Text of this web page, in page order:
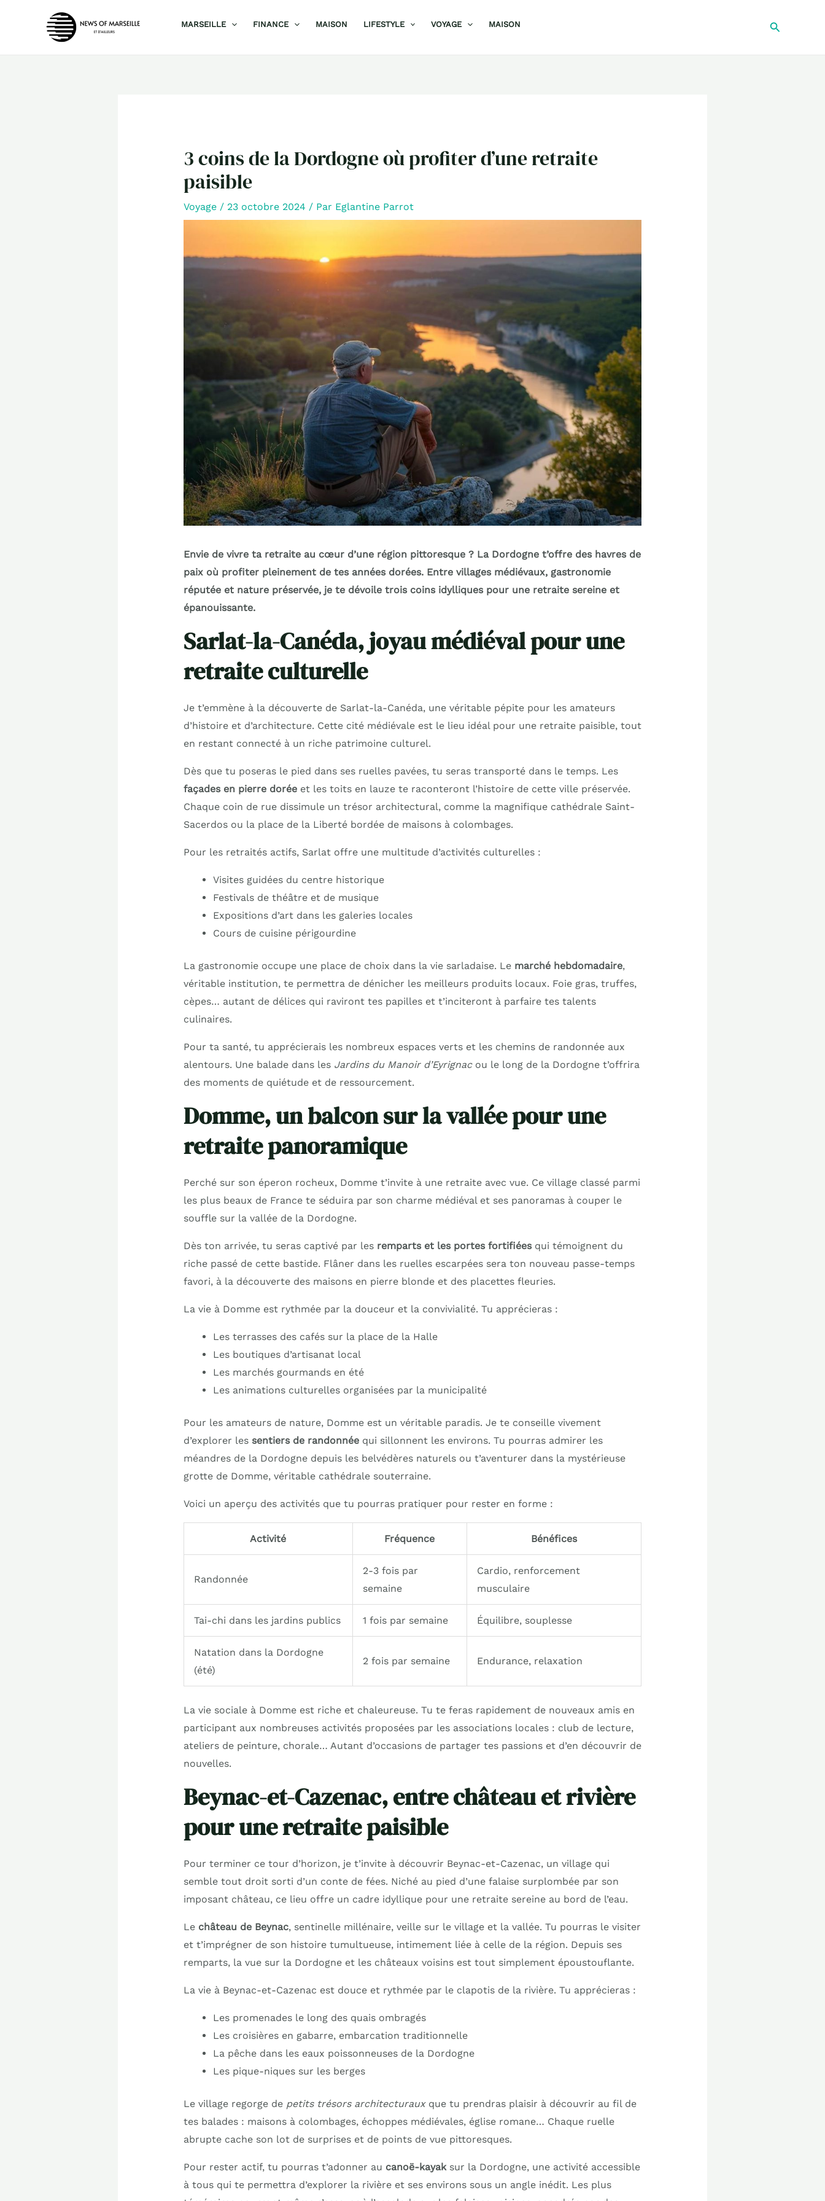
MARSEILLE FINANCE MAISON LIFESTYLE VOYAGE MAISON
3 coins de la Dordogne où profiter d’une retraite
paisible
Voyage/ 23 octobre 2024 / Par Eglantine Parrot
Envie de vivre ta retraite au cœur d’une région pittoresque ? La Dordogne t’offre des havres de
paix où profiter pleinement de tes années dorées. Entre villages médiévaux, gastronomie
réputée et nature préservée, je te dévoile trois coins idylliques pour une retraite sereine et
épanouissante.
Sarlat-la-Canéda, joyau médiéval pour une
retraite culturelle
Je t’emmène à la découverte de Sarlat-la-Canéda, une véritable pépite pour les amateurs
d’histoire et d’architecture. Cette cité médiévale est le lieu idéal pour une retraite paisible, tout
en restant connecté à un riche patrimoine culturel.
Dès que tu poseras le pied dans ses ruelles pavées, tu seras transporté dans le temps. Les
façades en pierre doréeet les toits en lauze te raconteront l’histoire de cette ville préservée.
Chaque coin de rue dissimule un trésor architectural, comme la magnifique cathédrale Saint-
Sacerdos ou la place de la Liberté bordée de maisons à colombages.
Pour les retraités actifs, Sarlat offre une multitude d’activités culturelles :
Visites guidées du centre historique
Festivals de théâtre et de musique
Expositions d’art dans les galeries locales
Cours de cuisine périgourdine
La gastronomie occupe une place de choix dans la vie sarladaise. Le marché hebdomadaire,
véritable institution, te permettra de dénicher les meilleurs produits locaux. Foie gras, truffes,
cèpes… autant de délices qui raviront tes papilles et t’inciteront à parfaire tes talents
culinaires.
Pour ta santé, tu apprécierais les nombreux espaces verts et les chemins de randonnée aux
alentours. Une balade dans les Jardins du Manoir d’Eyrignacou le long de la Dordogne t’offrira
des moments de quiétude et de ressourcement.
Domme, un balcon sur la vallée pour une
retraite panoramique
Perché sur son éperon rocheux, Domme t’invite à une retraite avec vue. Ce village classé parmi
les plus beaux de France te séduira par son charme médiéval et ses panoramas à couper le
souffle sur la vallée de la Dordogne.
Dès ton arrivée, tu seras captivé par les remparts et les portes fortifiéesqui témoignent du
riche passé de cette bastide. Flâner dans les ruelles escarpées sera ton nouveau passe-temps
favori, à la découverte des maisons en pierre blonde et des placettes fleuries.
La vie à Domme est rythmée par la douceur et la convivialité. Tu apprécieras :
Les terrasses des cafés sur la place de la Halle
Les boutiques d’artisanat local
Les marchés gourmands en été
Les animations culturelles organisées par la municipalité
Pour les amateurs de nature, Domme est un véritable paradis. Je te conseille vivement
d’explorer les sentiers de randonnéequi sillonnent les environs. Tu pourras admirer les
méandres de la Dordogne depuis les belvédères naturels ou t’aventurer dans la mystérieuse
grotte de Domme, véritable cathédrale souterraine.
Voici un aperçu des activités que tu pourras pratiquer pour rester en forme :
Activité Fréquence Bénéfices
Randonnée
2-3 fois par
semaine
Cardio, renforcement
musculaire
Tai-chi dans les jardins publics 1 fois par semaine Équilibre, souplesse
Natation dans la Dordogne
(été)
2 fois par semaine Endurance, relaxation
La vie sociale à Domme est riche et chaleureuse. Tu te feras rapidement de nouveaux amis en
participant aux nombreuses activités proposées par les associations locales : club de lecture,
ateliers de peinture, chorale… Autant d’occasions de partager tes passions et d’en découvrir de
nouvelles.
Beynac-et-Cazenac, entre château et rivière
pour une retraite paisible
Pour terminer ce tour d’horizon, je t’invite à découvrir Beynac-et-Cazenac, un village qui
semble tout droit sorti d’un conte de fées. Niché au pied d’une falaise surplombée par son
imposant château, ce lieu offre un cadre idyllique pour une retraite sereine au bord de l’eau.
Le château de Beynac, sentinelle millénaire, veille sur le village et la vallée. Tu pourras le visiter
et t’imprégner de son histoire tumultueuse, intimement liée à celle de la région. Depuis ses
remparts, la vue sur la Dordogne et les châteaux voisins est tout simplement époustouflante.
La vie à Beynac-et-Cazenac est douce et rythmée par le clapotis de la rivière. Tu apprécieras :
Les promenades le long des quais ombragés
Les croisières en gabarre, embarcation traditionnelle
La pêche dans les eaux poissonneuses de la Dordogne
Les pique-niques sur les berges
Le village regorge de petits trésors architecturauxque tu prendras plaisir à découvrir au fil de
tes balades : maisons à colombages, échoppes médiévales, église romane… Chaque ruelle
abrupte cache son lot de surprises et de points de vue pittoresques.
Pour rester actif, tu pourras t’adonner au canoë-kayaksur la Dordogne, une activité accessible
à tous qui te permettra d’explorer la rivière et ses environs sous un angle inédit. Les plus